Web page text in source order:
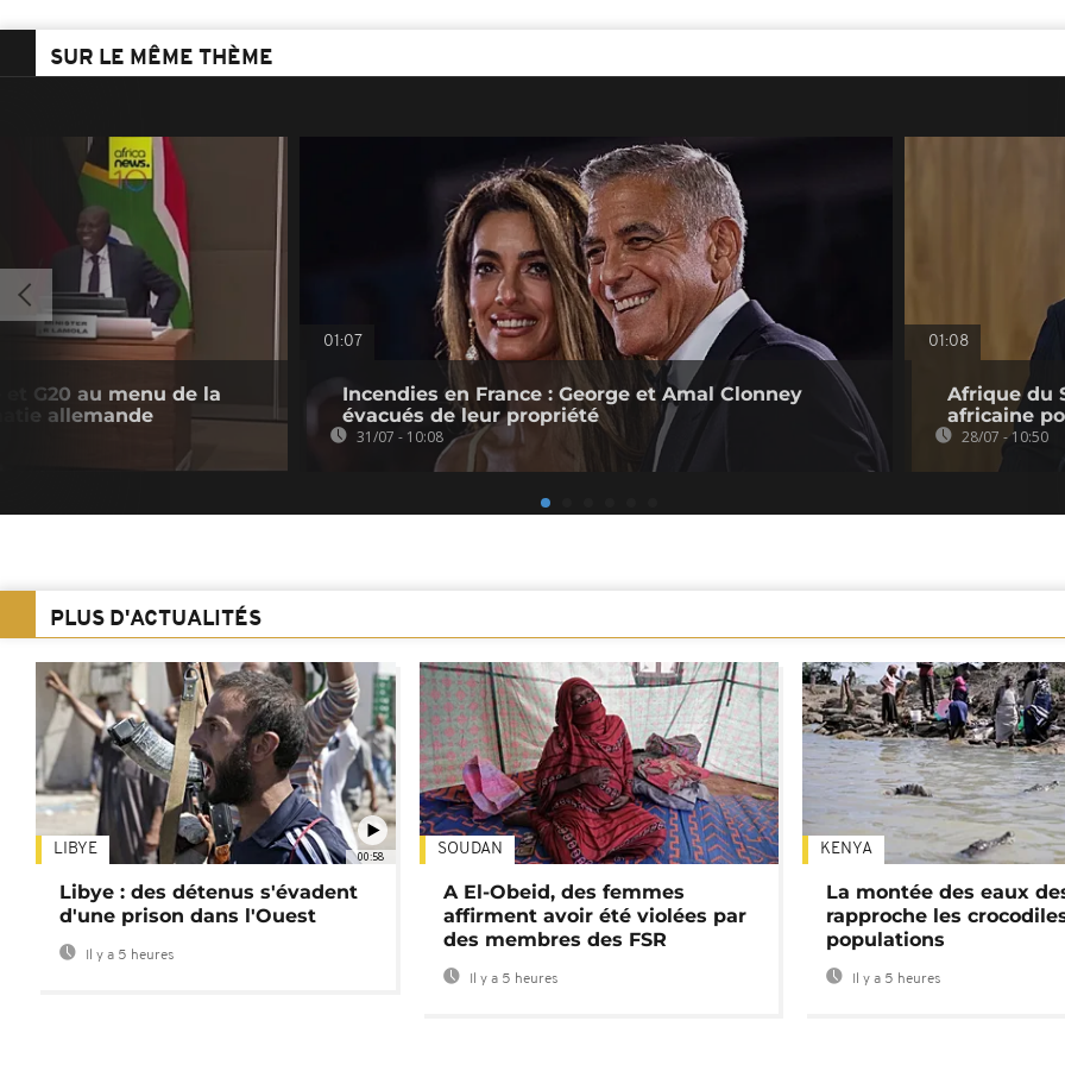
SUR LE MÊME THÈME
G20 au menu de la
allemande
01:07
Incendies en France : George et Amal Clonney
évacués de leur propriété
31/07 - 10:08
01:08
Afrique du
africaine
28/07 - 10:50
PLUS D'ACTUALITÉS
00:58
LIBYE
Libye : des détenus s'évadent
d'une prison dans l'Ouest
Il y a 5 heures
SOUDAN
A El-Obeid, des femmes
affirment avoir été violées par
des membres des FSR
Il y a 5 heures
KENYA
La montée des eaux
rapproche les
populations
Il y a 5 heures